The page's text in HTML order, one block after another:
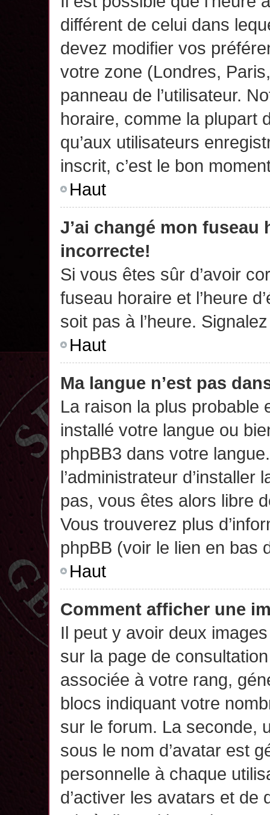
différent de celui dans
devez modifier vos
votre zone (Londres,
panneau de l’utilisateur.
horaire, comme la plupart
qu’aux utilisateurs
inscrit, c’est le bon
Haut
J’ai changé mon fuseau
incorrecte!
Si vous êtes sûr d’avoir
fuseau horaire et l’heure
soit pas à l’heure.
Haut
Ma langue n’est pas
La raison la plus probable
installé votre langue ou
phpBB3 dans votre
l’administrateur d’installer
pas, vous êtes alors libre
Vous trouverez plus
phpBB (voir le lien en bas
Haut
Comment afficher une
Il peut y avoir deux
sur la page de
associée à votre rang,
blocs indiquant votre
sur le forum. La seconde,
sous le nom d’avatar est
personnelle à chaque
d’activer les avatars et de